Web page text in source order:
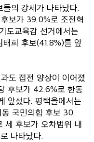
의 강세가 나타났다.
보가 39.0%로 조전혁
도교육감 선거에서는
희 후보(41.8%)를 앞
도 접전 양상이 이어졌
후보가 42.6%로 한동
앞섰다. 평택을에서는
동 국민의힘 후보 30.
세 후보가 오차범위 내
나타났다.